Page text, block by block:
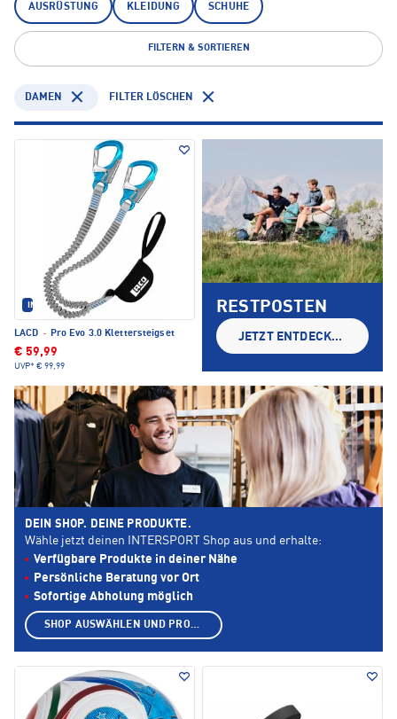
AUSRÜSTUNG KLEIDUNG SCHUHE
FILTERN & SORTIEREN
DAMEN FILTER LÖSCHEN
IM SET ERHÄLTLICH
LACD · Pro Evo 3.0 Klettersteigset
€ 59,99
UVP* € 99,99
RESTPOSTEN
JETZT ENTDECKEN
DEIN SHOP. DEINE PRODUKTE.
Wähle jetzt deinen INTERSPORT Shop aus und erhalte:
Verfügbare Produkte in deiner Nähe
Persönliche Beratung vor Ort
Sofortige Abholung möglich
SHOP AUSWÄHLEN UND PRODUKTE ANZEIGEN